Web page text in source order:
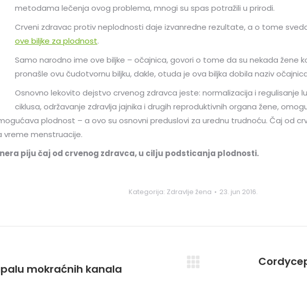
metodama lečenja ovog problema, mnogi su spas potražili u prirodi.
Crveni zdravac protiv neplodnosti daje izvanredne rezultate, a o tome
ove biljke za plodnost.
Samo narodno ime ove biljke – očajnica, govori o tome da su nekada žene
pronašle ovu čudotvornu biljku, dakle, otuda je ova biljka dobila naziv
Osnovno lekovito dejstvo crvenog zdravca jeste: normalizacija i regulisanje
ciklusa, održavanje zdravlja jajnika i drugih reproduktivnih organa žene,
plodnost – a ovo su osnovni preduslovi za urednu trudnoću. Čaj od
vreme menstruacije.
piju čaj od crvenog zdravca, u cilju podsticanja plodnosti.
Kategorija: Zdravlje žena 23. jun 2016.
mokraćnih kanala